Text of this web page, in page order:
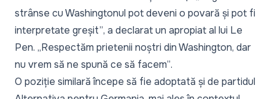
strânse cu Washingtonul pot deveni o povară și pot fi
interpretate greșit”, a declarat un apropiat al lui Le
Pen. „Respectăm prietenii noștri din Washington, dar
nu vrem să ne spună ce să facem”.
O poziție similară începe să fie adoptată și de partidul